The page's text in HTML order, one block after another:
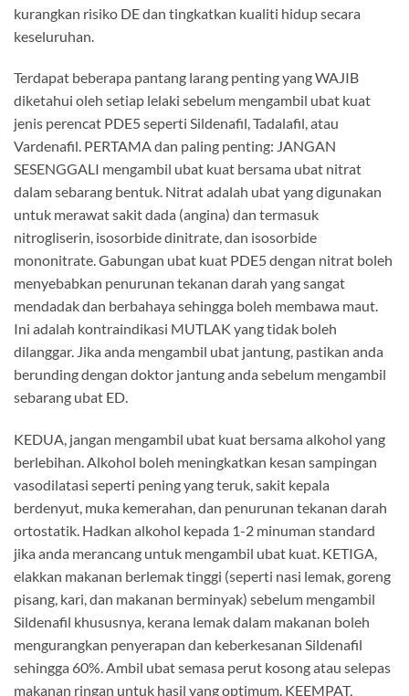
kurangkan risiko DE dan tingkatkan kualiti hidup secara
keseluruhan.
Terdapat beberapa pantang larang penting yang WAJIB
diketahui oleh setiap lelaki sebelum mengambil ubat kuat
jenis perencat PDE5 seperti Sildenafil, Tadalafil, atau
Vardenafil. PERTAMA dan paling penting: JANGAN
SESENGGALI mengambil ubat kuat bersama ubat nitrat
dalam sebarang bentuk. Nitrat adalah ubat yang digunakan
untuk merawat sakit dada (angina) dan termasuk
nitrogliserin, isosorbide dinitrate, dan isosorbide
mononitrate. Gabungan ubat kuat PDE5 dengan nitrat boleh
menyebabkan penurunan tekanan darah yang sangat
mendadak dan berbahaya sehingga boleh membawa maut.
Ini adalah kontraindikasi MUTLAK yang tidak boleh
dilanggar. Jika anda mengambil ubat jantung, pastikan anda
berunding dengan doktor jantung anda sebelum mengambil
sebarang ubat ED.
KEDUA, jangan mengambil ubat kuat bersama alkohol yang
berlebihan. Alkohol boleh meningkatkan kesan sampingan
vasodilatasi seperti pening yang teruk, sakit kepala
berdenyut, muka kemerahan, dan penurunan tekanan darah
ortostatik. Hadkan alkohol kepada 1-2 minuman standard
jika anda merancang untuk mengambil ubat kuat. KETIGA,
elakkan makanan berlemak tinggi (seperti nasi lemak, goreng
pisang, kari, dan makanan berminyak) sebelum mengambil
Sildenafil khususnya, kerana lemak dalam makanan boleh
mengurangkan penyerapan dan keberkesanan Sildenafil
sehingga 60%. Ambil ubat semasa perut kosong atau selepas
makanan ringan untuk hasil yang optimum. KEEMPAT,